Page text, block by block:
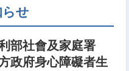
せ
部社會及家庭署
政府身心障礙者生